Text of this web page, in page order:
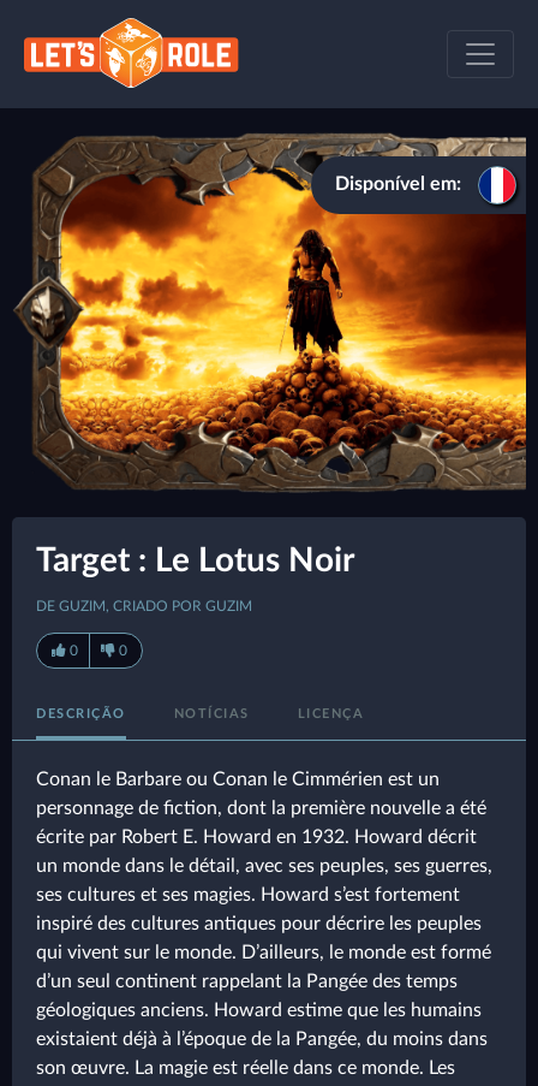
Disponível em:
Target : Le Lotus Noir
DE GUZIM, CRIADO POR GUZIM
0 0
DESCRIÇÃO NOTÍCIAS LICENÇA
Conan le Barbare ou Conan le Cimmérien est un
personnage de fiction, dont la première nouvelle a été
écrite par Robert E. Howard en 1932. Howard décrit
un monde dans le détail, avec ses peuples, ses guerres,
ses cultures et ses magies. Howard s’est fortement
inspiré des cultures antiques pour décrire les peuples
qui vivent sur le monde. D’ailleurs, le monde est formé
d’un seul continent rappelant la Pangée des temps
géologiques anciens. Howard estime que les humains
existaient déjà à l’époque de la Pangée, du moins dans
son œuvre. La magie est réelle dans ce monde. Les